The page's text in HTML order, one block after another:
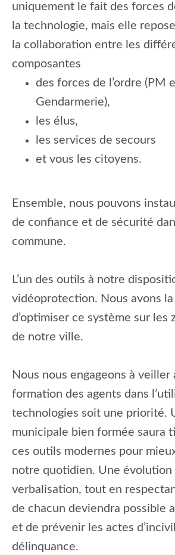
uniquement le fait des forces
la technologie, mais elle
la collaboration entre les
composantes
des forces de l’ordre (PM
Gendarmerie),
les élus,
les services de secours
et vous les citoyens.
Ensemble, nous pouvons
de confiance et de sécurité
commune.
L’un des outils à notre
vidéoprotection. Nous avons
d’optimiser ce système sur les
de notre ville.
Nous nous engageons à veiller
formation des agents dans
technologies soit une priorité.
municipale bien formée saura
ces outils modernes pour
notre quotidien. Une évolution
verbalisation, tout en
de chacun deviendra possible
et de prévenir les actes
délinquance.